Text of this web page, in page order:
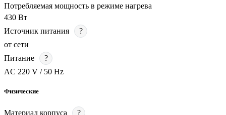
Потребляемая мощность в режиме нагрева
430 Вт
Источник питания
?
от сети
Питание
?
AC 220 V / 50 Hz
Физические
Материал корпуса ?